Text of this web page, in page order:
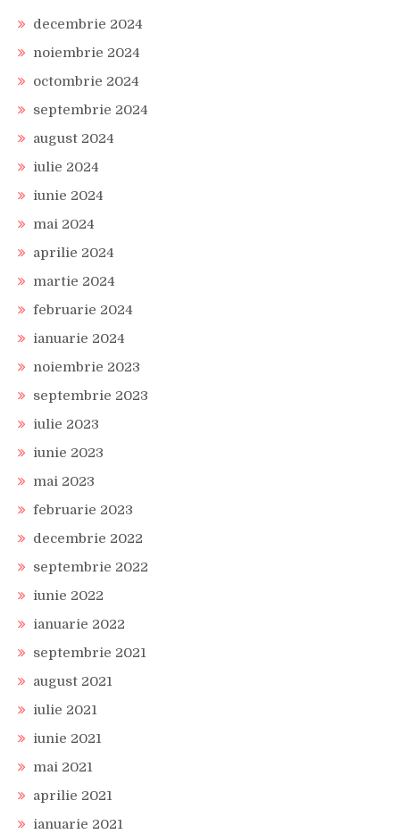
decembrie 2024
noiembrie 2024
octombrie 2024
septembrie 2024
august 2024
iulie 2024
iunie 2024
mai 2024
aprilie 2024
martie 2024
februarie 2024
ianuarie 2024
noiembrie 2023
septembrie 2023
iulie 2023
iunie 2023
mai 2023
februarie 2023
decembrie 2022
septembrie 2022
iunie 2022
ianuarie 2022
septembrie 2021
august 2021
iulie 2021
iunie 2021
mai 2021
aprilie 2021
ianuarie 2021